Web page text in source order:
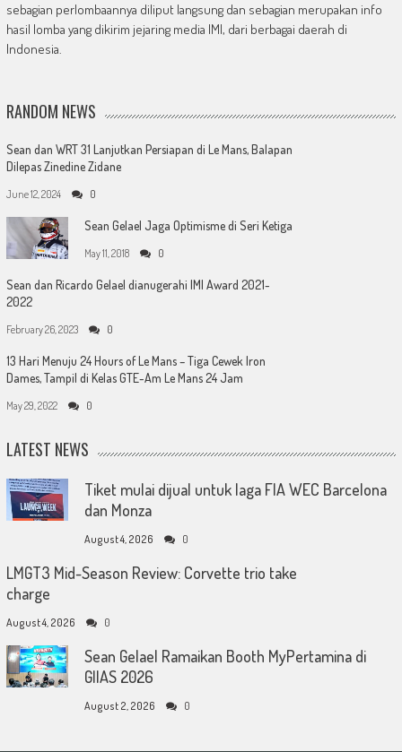
sebagian perlombaannya diliput langsung dan sebagian merupakan info
hasil lomba yang dikirim jejaring media IMI, dari berbagai daerah di
Indonesia.
RANDOM NEWS
Sean dan WRT 31 Lanjutkan Persiapan di Le Mans, Balapan
Dilepas Zinedine Zidane
June 12, 2024 0
Sean Gelael Jaga Optimisme di Seri Ketiga
May 11, 2018 0
Sean dan Ricardo Gelael dianugerahi IMI Award 2021-
2022
February 26, 2023 0
13 Hari Menuju 24 Hours of Le Mans – Tiga Cewek Iron
Dames, Tampil di Kelas GTE-Am Le Mans 24 Jam
May 29, 2022 0
LATEST NEWS
Tiket mulai dijual untuk laga FIA WEC Barcelona
dan Monza
August 4, 2026 0
LMGT3 Mid-Season Review: Corvette trio take
charge
August 4, 2026 0
Sean Gelael Ramaikan Booth MyPertamina di
GIIAS 2026
August 2, 2026 0